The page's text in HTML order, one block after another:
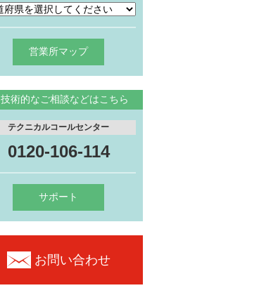
営業所マップ
技術的なご相談などはこちら
テクニカルコールセンター
0120-106-114
サポート
お問い合わせ